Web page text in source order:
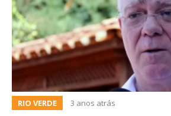
RIO VERDE 3 anos atrás